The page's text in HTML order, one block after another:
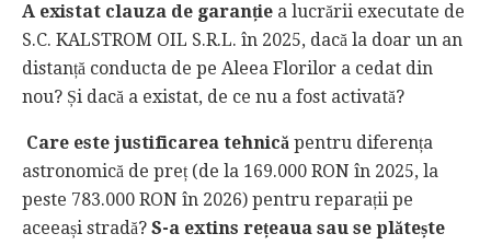
A existat clauza de garanție a lucrării executate de
S.C. KALSTROM OIL S.R.L. în 2025, dacă la doar un an
distanță conducta de pe Aleea Florilor a cedat din
nou? Și dacă a existat, de ce nu a fost activată?
Care este justificarea tehnică pentru diferența
astronomică de preț (de la 169.000 RON în 2025, la
peste 783.000 RON în 2026) pentru reparații pe
aceeași stradă? S-a extins rețeaua sau se plătește